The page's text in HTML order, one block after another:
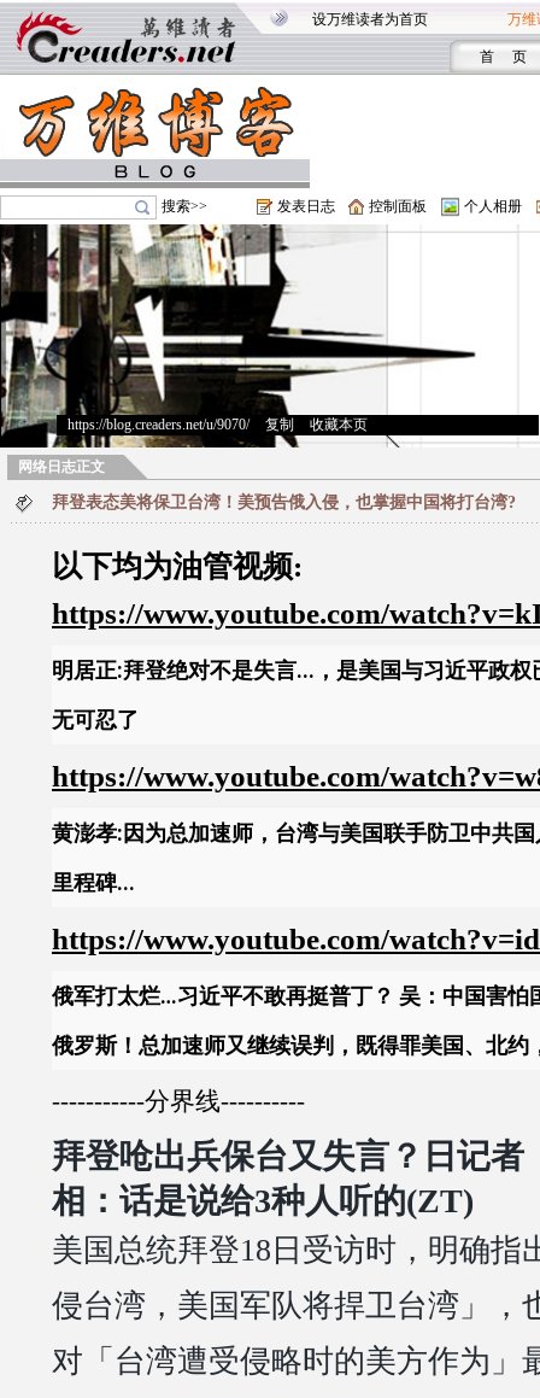
设万维读者为首页 万维
首 页
搜索>> 发表日志 控制面板 个人相册
https://blog.creaders.net/u/9070/> 复制 收藏本页
网络日志正文
拜登表态美将保卫台湾！美预告俄入侵，也掌握中国将打台湾?
以下均为油管视频:
https://www.youtube.com/
明居正:拜登绝对不是失言...，是美国与习近平政
无可忍了
https://www.youtube.com/
黄澎孝:因为总加速师，台湾与美国联手防卫中共
里程碑...
https://www.youtube.com/
俄军打太烂…习近平不敢再挺普丁？ 吴：中国害怕
俄罗斯！总加速师又继续误判，既得罪美国、北约
面不是人，真是厉害国
-----------分界线----------
拜登呛出兵保台又失言？日记者
相：话是说给3种人听的(ZT)
美国总统拜登18日受访时，明确指
侵台湾，美国军队将捍卫台湾」，
对「台湾遭受侵略时的美方作为」